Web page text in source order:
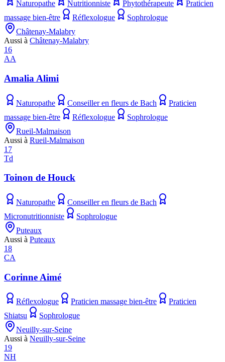
Naturopathe Nutritionniste Phytothérapeute
Praticien
massage bien-être
Réflexologue
Sophrologue
Châtenay-Malabry
Aussi à Châtenay-Malabry
16
AA
Amalia Alimi
Naturopathe Conseiller en fleurs de Bach
Praticien
massage bien-être
Réflexologue
Sophrologue
Rueil-Malmaison
Aussi à Rueil-Malmaison
17
Td
Toinon de Houck
Naturopathe
Conseiller en fleurs de Bach
Micronutritionniste
Sophrologue
Puteaux
Aussi à Puteaux
18
CA
Corinne Aimé
Réflexologue Praticien massage bien-être
Praticien
Shiatsu
Sophrologue
Neuilly-sur-Seine
Aussi à Neuilly-sur-Seine
19
NH